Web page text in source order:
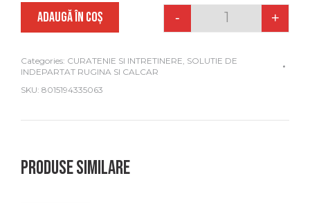
Quantity
- +
ADAUGĂ ÎN COȘ
Categories: CURATENIE SI INTRETINERE SOLUTIE DE
INDEPARTAT RUGINA SI CALCAR
SKU: 8015194335063
Produse similare